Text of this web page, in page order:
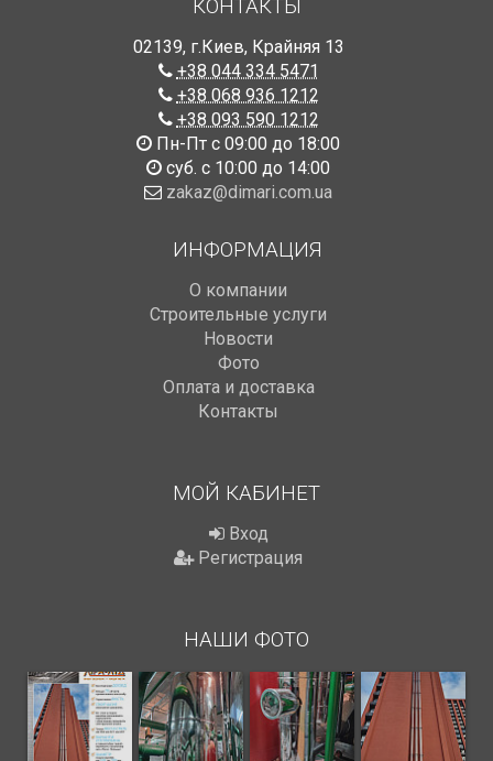
КОНТАКТЫ
02139, г.Киев, Крайняя 13
+38 044 334 5471
+38 068 936 1212
+38 093 590 1212
Пн-Пт с 09:00 до 18:00
суб. с 10:00 до 14:00
zakaz@dimari.com.ua
ИНФОРМАЦИЯ
О компании
Строительные услуги
Новости
Фото
Оплата и доставка
Контакты
МОЙ КАБИНЕТ
Вход
Регистрация
НАШИ ФОТО